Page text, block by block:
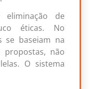
de
éticas. No
se baseiam na
propostas, não
O sistema